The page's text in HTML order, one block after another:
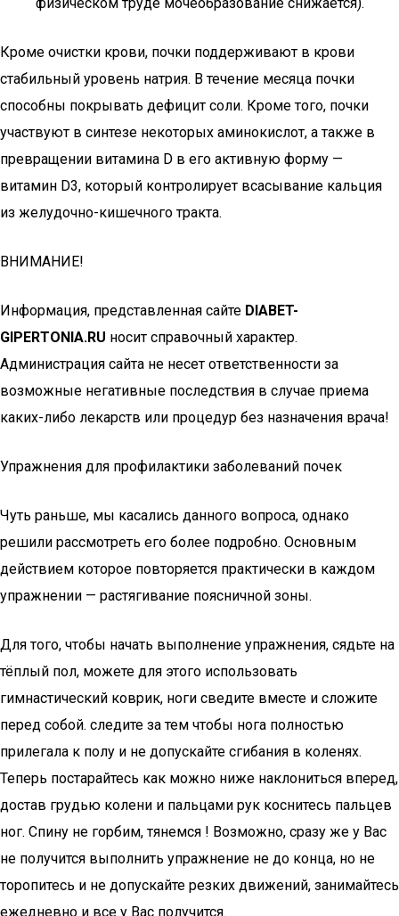
Кроме очистки крови, почки поддерживают в крови
стабильный уровень натрия. В течение месяца почки
способны покрывать дефицит соли. Кроме того, почки
участвуют в синтезе некоторых аминокислот, а также в
превращении витамина D в его активную форму —
витамин D3, который контролирует всасывание кальция
из желудочно-кишечного тракта.
ВНИМАНИЕ!
Информация, представленная сайте DIABET-
GIPERTONIA.RU носит справочный характер.
Администрация сайта не несет ответственности за
возможные негативные последствия в случае приема
каких-либо лекарств или процедур без назначения врача!
Упражнения для профилактики заболеваний почек
Чуть раньше, мы касались данного вопроса, однако
решили рассмотреть его более подробно. Основным
действием которое повторяется практически в каждом
упражнении — растягивание поясничной зоны.
Для того, чтобы начать выполнение упражнения, сядьте на
тёплый пол, можете для этого использовать
гимнастический коврик, ноги сведите вместе и сложите
перед собой. следите за тем чтобы нога полностью
прилегала к полу и не допускайте сгибания в коленях.
Теперь постарайтесь как можно ниже наклониться вперед,
достав грудью колени и пальцами рук коснитесь пальцев
ног. Спину не горбим, тянемся ! Возможно, сразу же у Вас
не получится выполнить упражнение не до конца, но не
торопитесь и не допускайте резких движений, занимайтесь
ежедневно и все у Вас получится.